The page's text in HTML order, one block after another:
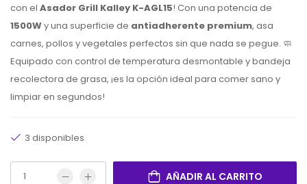
con el Asador Grill Kalley K-AGL15! Con una potencia de
1500Wy una superficie de antiadherente premium, asa
carnes, pollos y vegetales perfectos sin que nada se pegue. 🧼
Equipado con control de temperatura desmontable y bandeja
recolectora de grasa, ¡es la opción ideal para comer sano y
limpiar en segundos!
3 disponibles
AÑADIR AL CARRITO